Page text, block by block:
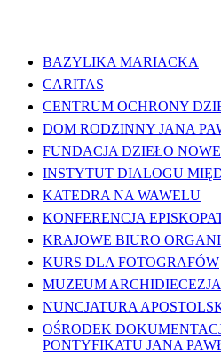
BAZYLIKA MARIACKA
CARITAS
CENTRUM OCHRONY
DOM RODZINNY JANA
FUNDACJA DZIEŁO
INSTYTUT DIALOGU
KATEDRA NA WAWELU
KONFERENCJA
KRAJOWE BIURO
KURS DLA FOTOGRAFÓW
MUZEUM
NUNCJATURA
OŚRODEK
PONTYFIKATU JANA